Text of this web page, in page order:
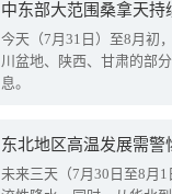
中东部大范围桑拿天
今天（7月31日）至8月初
川盆地、陕西、甘肃的部
息。
东北地区高温发展需
未来三天（7月30日至8月